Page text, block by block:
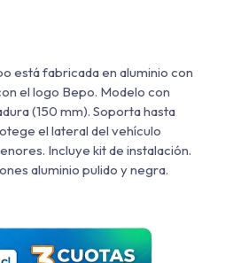
está fabricada en aluminio con
el logo Bepo. Modelo con
(150 mm). Soporta hasta
el lateral del vehículo
Incluye kit de instalación.
aluminio pulido y negra.